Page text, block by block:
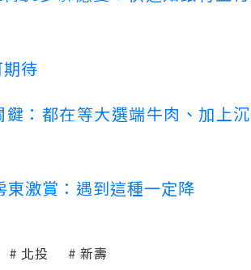
待
：都在等大選端牛肉、加上
激賞：遇到這種一定降
北投 新壽